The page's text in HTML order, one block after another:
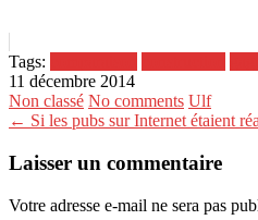
Tags:
11 décembre 2014
Non classé No comments Ulf
← Si les pubs sur Internet étaient
Laisser un commentaire
Votre adresse e-mail ne sera pas